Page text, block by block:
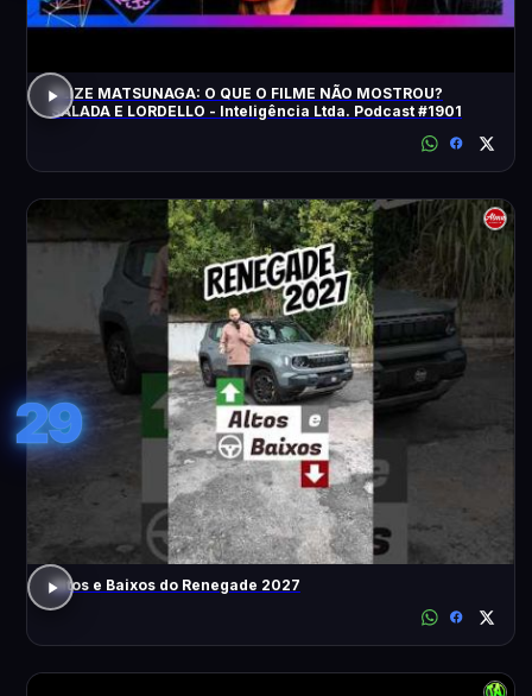
ELIZE MATSUNAGA: O QUE O FILME NÃO MOSTROU?
SALADA E LORDELLO - Inteligência Ltda. Podcast #1901
29
Altos e Baixos do Renegade 2027